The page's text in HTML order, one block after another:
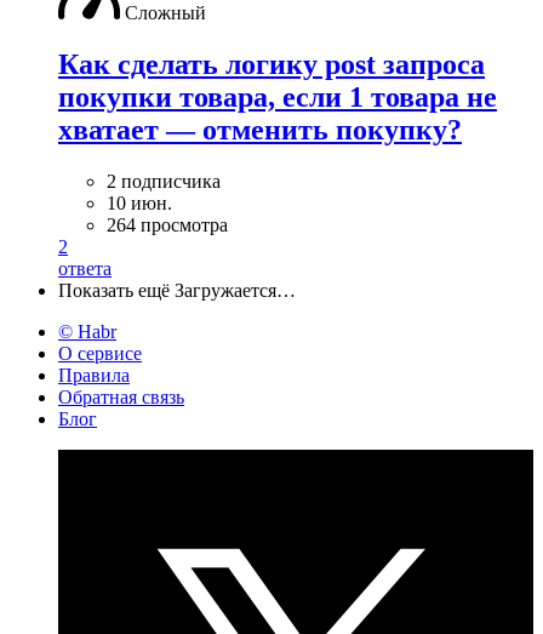
Сложный
Как сделать логику post запроса
покупки товара, если 1 товара не
хватает — отменить покупку?
2 подписчика
10 июн.
264 просмотра
2
ответа
Показать ещё Загружается…
© Habr
О сервисе
Правила
Обратная связь
Блог